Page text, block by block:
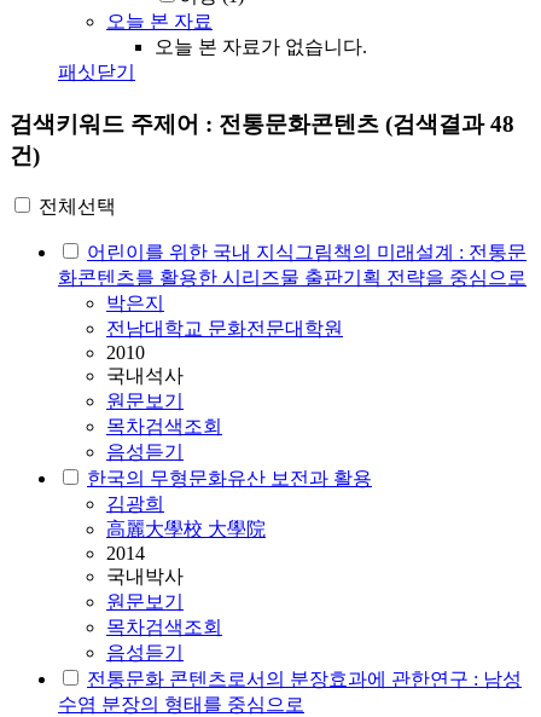
오늘 본 자료
오늘 본 자료가 없습니다.
패싯닫기
검색키워드 주제어 : 전통문화콘텐츠 (검색결과 48
건)
전체선택
어린이를 위한 국내 지식그림책의 미래설계 : 전통문
화콘텐츠를 활용한 시리즈물 출판기획 전략을 중심으로
박은지
전남대학교 문화전문대학원
2010
국내석사
원문보기
목차검색조회
음성듣기
한국의 무형문화유산 보전과 활용
김광희
高麗大學校 大學院
2014
국내박사
원문보기
목차검색조회
음성듣기
전통문화 콘텐츠로서의 분장효과에 관한연구 : 남성
수염 분장의 형태를 중심으로